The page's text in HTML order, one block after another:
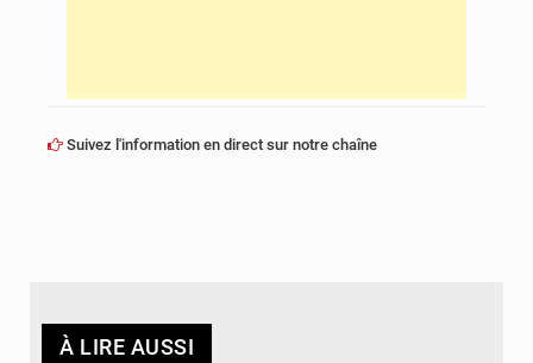
Suivez l'information en direct sur notre chaîne
À LIRE AUSSI